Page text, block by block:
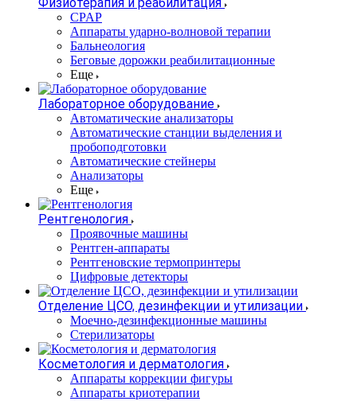
CPAP
Аппараты ударно-волновой терапии
Бальнеология
Беговые дорожки реабилитационные
Еще
Лабораторное оборудование
Автоматические анализаторы
Автоматические станции выделения и
пробоподготовки
Автоматические стейнеры
Анализаторы
Еще
Рентгенология
Проявочные машины
Рентген-аппараты
Рентгеновские термопринтеры
Цифровые детекторы
Отделение ЦСО, дезинфекции и утилизации
Моечно-дезинфекционные машины
Стерилизаторы
Косметология и дерматология
Аппараты коррекции фигуры
Аппараты криотерапии